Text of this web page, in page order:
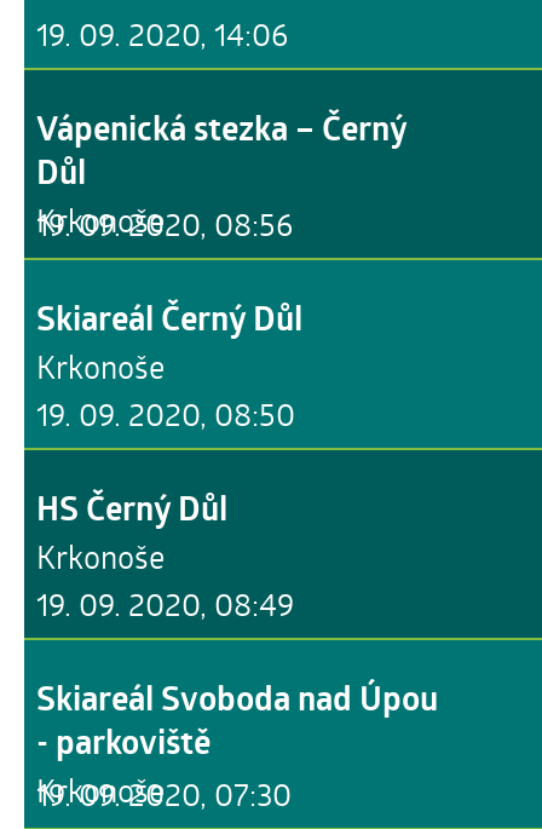
19. 09. 2020, 14:06
19. 09. 2020, 08:56
Vápenická stezka – Černý
Důl
Krkonoše
19. 09. 2020, 08:50
Skiareál Černý Důl
Krkonoše
19. 09. 2020, 08:49
HS Černý Důl
Krkonoše
19. 09. 2020, 07:30
Skiareál Svoboda nad Úpou
- parkoviště
Krkonoše